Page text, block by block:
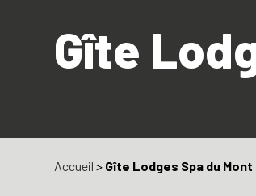
Gîte
Accueil > Gîte Lodges Spa du